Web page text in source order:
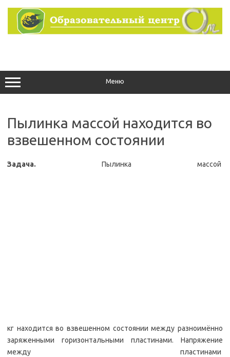
содержимому
Меню
Пылинка массой находится во
взвешенном состоянии
Задача. Пылинка массой
кг находится во взвешенном состоянии между разноимённо
заряженными горизонтальными пластинами. Напряжение
между пластинами